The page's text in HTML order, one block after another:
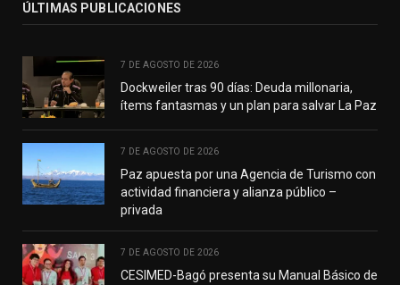
ÚLTIMAS PUBLICACIONES
7 DE AGOSTO DE 2026
Dockweiler tras 90 días: Deuda millonaria,
ítems fantasmas y un plan para salvar La Paz
7 DE AGOSTO DE 2026
Paz apuesta por una Agencia de Turismo con
actividad financiera y alianza público –
privada
7 DE AGOSTO DE 2026
CESIMED-Bagó presenta su Manual Básico de